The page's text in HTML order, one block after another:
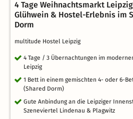
4 Tage Weihnachtsmarkt
Glühwein & Hostel-Erlebnis im
Dorm
multitude Hostel Leipzig
4 Tage / 3 Übernachtungen im
Leipzig
1 Bett in einem gemischten 4- oder 6-
(Shared Dorm)
Gute Anbindung an die Leipziger
Szeneviertel Lindenau & Plagwitz